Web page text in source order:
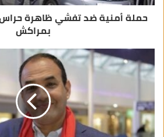
حملة أمنية ضد تفشي ظاهرة حراس
بمراكش